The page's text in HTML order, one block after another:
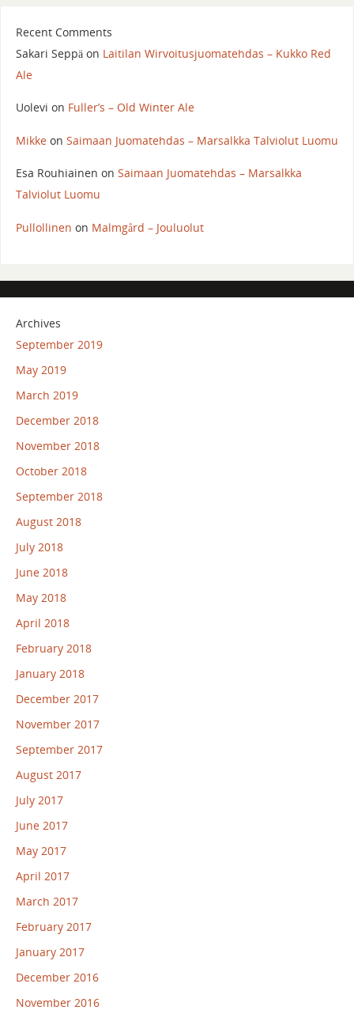
Recent Comments
Sakari Seppäon Laitilan Wirvoitusjuomatehdas – Kukko Red
Ale
Uolevi on Fuller’s – Old Winter Ale
Mikkeon Saimaan Juomatehdas – Marsalkka Talviolut Luomu
Esa Rouhiainen on Saimaan Juomatehdas – Marsalkka
Talviolut Luomu
Pullollinen on Malmgård – Jouluolut
Archives
September 2019
May 2019
March 2019
December 2018
November 2018
October 2018
September 2018
August 2018
July 2018
June 2018
May 2018
April 2018
February 2018
January 2018
December 2017
November 2017
September 2017
August 2017
July 2017
June 2017
May 2017
April 2017
March 2017
February 2017
January 2017
December 2016
November 2016